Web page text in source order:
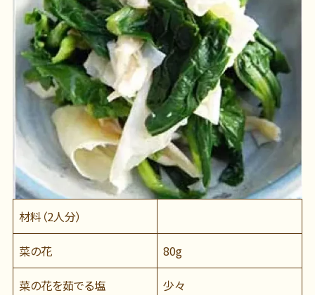
材料（2人分）
菜の花 80g
菜の花を茹でる塩 少々